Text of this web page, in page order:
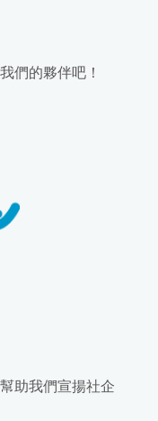
們的夥伴吧！
助我們宣揚社企